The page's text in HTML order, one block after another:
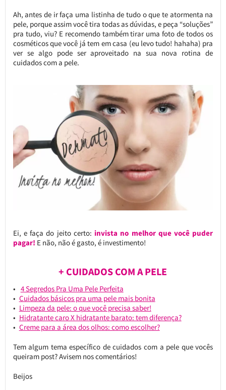
Ah, antes de ir faça uma listinha de tudo o que te atormenta na
pele, porque assim você tira todas as dúvidas, e peça “soluções”
pra tudo, viu? E recomendo também tirar uma foto de todos os
cosméticos que você já tem em casa (eu levo tudo! hahaha) pra
ver se algo pode ser aproveitado na sua nova rotina de
cuidados com a pele.
Ei, e faça do jeito certo: invista no melhor que você puder
pagar! E não, não é gasto, é investimento!
+ CUIDADOS COM A PELE
4 Segredos Pra Uma Pele Perfeita
Cuidados básicos pra uma pele mais bonita
Limpeza da pele: o que você precisa saber!
Hidratante caro X hidratante barato: tem diferença?
Creme para a área dos olhos: como escolher?
Tem algum tema específico de cuidados com a pele que vocês
queiram post? Avisem nos comentários!
Beijos